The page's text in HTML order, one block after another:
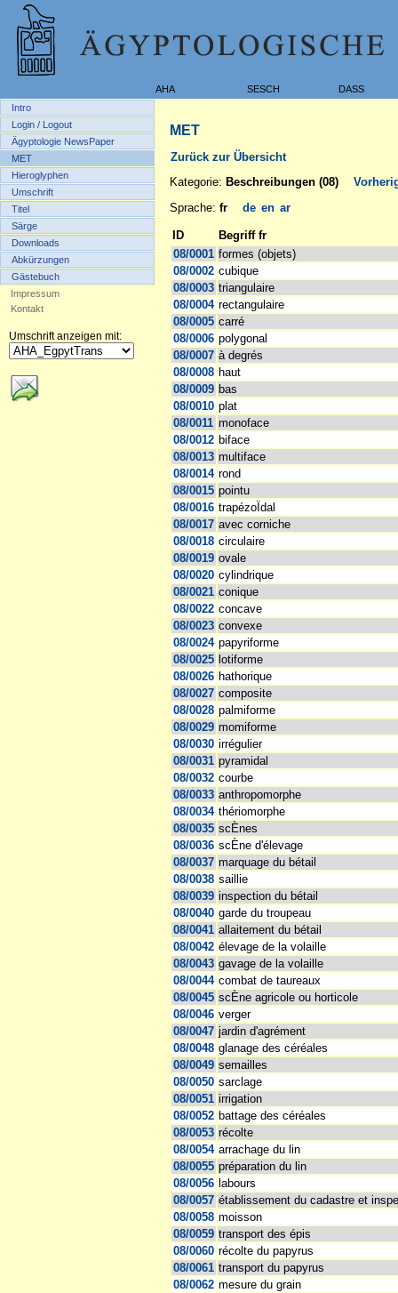
AHA SESCH
DASS
Intro
Login / Logout
Ägyptologie NewsPaper
MET
Hieroglyphen
Umschrift
Titel
Särge
Downloads
Abkürzungen
Gästebuch
Impressum
Kontakt
Umschrift anzeigen mit:
MET
Zurück zur Übersicht
Kategorie: Beschreibungen (08)
Sprache: fr de en ar
ID
Begriff fr
08/0001 formes (objets)
08/0002 cubique
08/0003 triangulaire
08/0004 rectangulaire
08/0005 carré
08/0006 polygonal
08/0007 à degrés
08/0008 haut
08/0009 bas
08/0010 plat
08/0011 monoface
08/0012 biface
08/0013 multiface
08/0014 rond
08/0015 pointu
08/0016 trapézoÏdal
08/0017 avec corniche
08/0018 circulaire
08/0019 ovale
08/0020 cylindrique
08/0021 conique
08/0022 concave
08/0023 convexe
08/0024 papyriforme
08/0025 lotiforme
08/0026 hathorique
08/0027 composite
08/0028 palmiforme
08/0029 momiforme
08/0030 irrégulier
08/0031 pyramidal
08/0032 courbe
08/0033 anthropomorphe
08/0034 thériomorphe
08/0035 scÈnes
08/0036 scÈne d'élevage
08/0037 marquage du bétail
08/0038 saillie
08/0039 inspection du bétail
08/0040 garde du troupeau
08/0041 allaitement du bétail
08/0042 élevage de la volaille
08/0043 gavage de la volaille
08/0044 combat de taureaux
08/0045 scÈne agricole ou horticole
08/0046 verger
08/0047 jardin d'agrément
08/0048 glanage des céréales
08/0049 semailles
08/0050 sarclage
08/0051 irrigation
08/0052 battage des céréales
08/0053 récolte
08/0054 arrachage du lin
08/0055 préparation du lin
08/0056 labours
08/0057 établissement du cadastre et
08/0058 moisson
08/0059 transport des épis
08/0060 récolte du papyrus
08/0061 transport du papyrus
08/0062 mesure du grain